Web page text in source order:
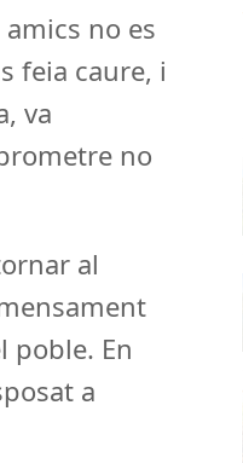
no es
feia caure, i
va
no
al
poble. En
a